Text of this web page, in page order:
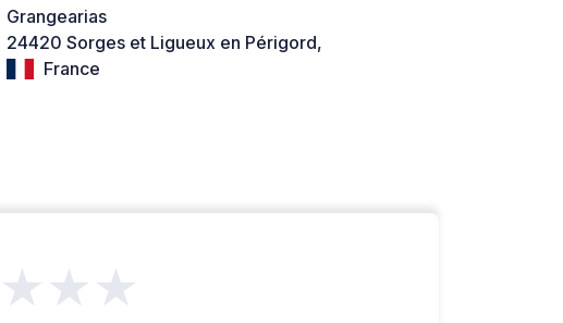
Grangearias
24420 Sorges et Ligueux en Périgord,
France